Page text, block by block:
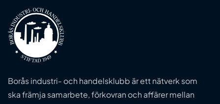
Borås industri- och handelsklubb är ett nätverk som
ska främja samarbete, förkovran och affärer mellan